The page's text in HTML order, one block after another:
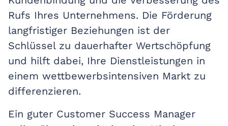
Rufs Ihres Unternehmens. Die Förderung
langfristiger Beziehungen ist der
Schlüssel zu dauerhafter Wertschöpfung
und hilft dabei, Ihre Dienstleistungen in
einem wettbewerbsintensiven Markt zu
differenzieren.
Ein guter Customer Success Manager